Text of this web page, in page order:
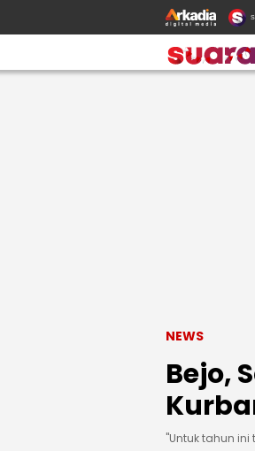
NEWS
Bejo,
"Untuk tahun ini